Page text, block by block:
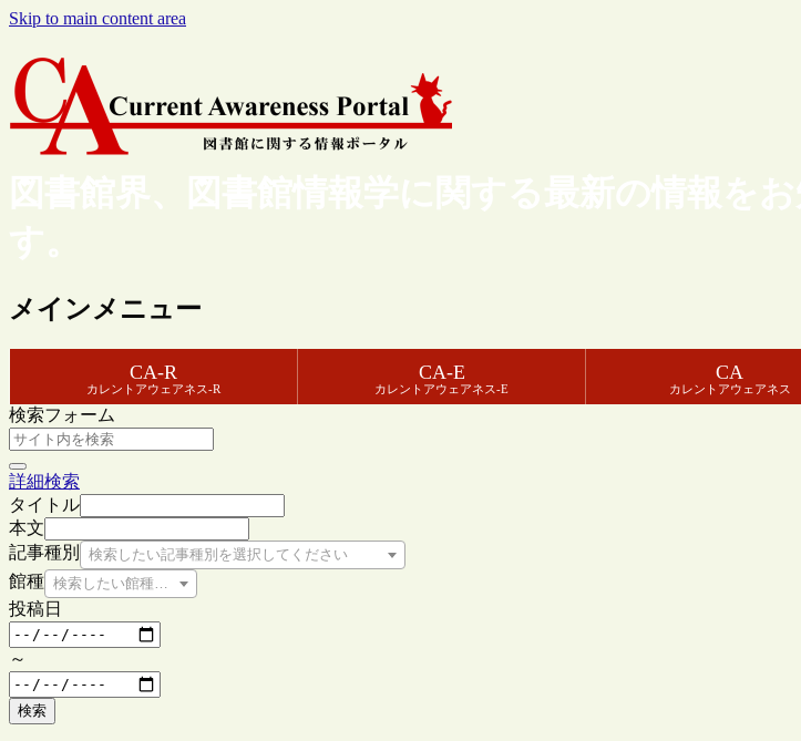
Skip to main content area
図書館界、図書館情報学に関する最新の情報を
す。
メインメニュー
CA-R
カレントアウェアネス-R
CA-E
カレントアウェアネス-E
CA
カレントアウェアネス
検索フォーム
詳細検索
タイトル
本文
記事種別
検索したい記事種別を選択してください
館種 検索したい館種を選択してください
投稿日
～
検索